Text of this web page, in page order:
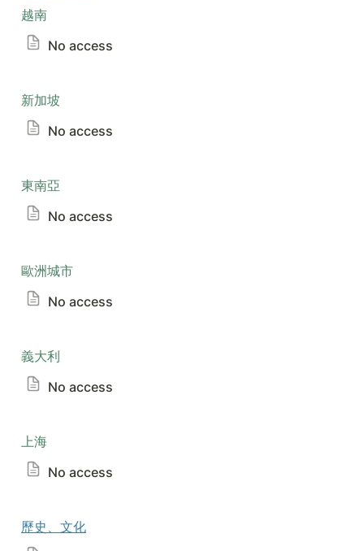
越南
No access
新加坡
No access
東南亞
No access
歐洲城市
No access
義大利
No access
上海
No access
歷史、文化